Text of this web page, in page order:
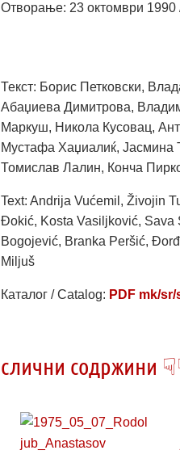
Отворање: 23 октомври 1990
Текст: Борис Петковски,
Абаџиева Димитрова,
Маркуш, Никола Кусовац,
Мустафа Хаџиалиќ, Јасмина
Томислав Лалин, Конча
Text: Andrija Vućemil, Živojin
Đokić, Kosta Vasiljković, Sava
Bogojević, Branka Peršić,
Miljuš
Каталог / Catalog: PDF mk/sr/
слични содржини